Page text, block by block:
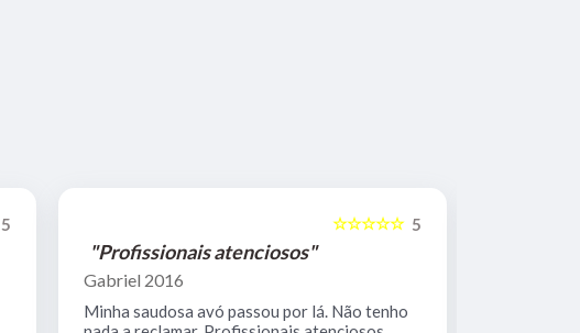
5 5
☆☆☆☆☆
"Profissionais atenciosos"
Gabriel 2016
Minha saudosa avó passou por lá. Não tenho